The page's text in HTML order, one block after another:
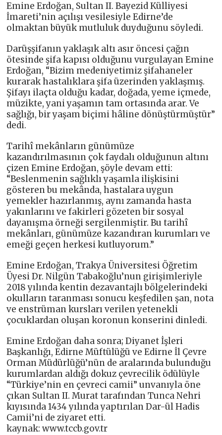
Emine Erdoğan, Sultan II. Bayezid Külliyesi
İmareti’nin açılışı vesilesiyle Edirne’de
olmaktan büyük mutluluk duyduğunu söyledi.
Darüşşifanın yaklaşık altı asır öncesi çağın
ötesinde şifa kapısı olduğunu vurgulayan Emine
Erdoğan, “Bizim medeniyetimiz şifahaneler
kurarak hastalıklara şifa üzerinden yaklaşmış.
Şifayı ilaçta olduğu kadar, doğada, yeme içmede,
müzikte, yani yaşamın tam ortasında arar. Ve
sağlığı, bir yaşam biçimi hâline dönüştürmüştür”
dedi.
Tarihî mekânların günümüze
kazandırılmasının çok faydalı olduğunun altını
çizen Emine Erdoğan, şöyle devam etti:
“Beslenmenin sağlıklı yaşamla ilişkisini
gösteren bu mekânda, hastalara uygun
yemekler hazırlanmış, aynı zamanda hasta
yakınlarını ve fakirleri gözeten bir sosyal
dayanışma örneği sergilenmiştir. Bu tarihî
mekânları, günümüze kazandıran kurumları ve
emeği geçen herkesi kutluyorum.”
Emine Erdoğan, Trakya Üniversitesi Öğretim
Üyesi Dr. Nilgün Tabakoğlu’nun girişimleriyle
2018 yılında kentin dezavantajlı bölgelerindeki
okulların taranması sonucu keşfedilen şan, nota
ve enstrüman kursları verilen yetenekli
çocuklardan oluşan koronun konserini dinledi.
Emine Erdoğan daha sonra; Diyanet İşleri
Başkanlığı, Edirne Müftülüğü ve Edirne İl Çevre
Orman Müdürlüğü’nün de aralarında bulunduğu
kurumlardan aldığı dokuz çevrecilik ödülüyle
“Türkiye’nin en çevreci camii” unvanıyla öne
çıkan Sultan II. Murat tarafından Tunca Nehri
kıyısında 1434 yılında yaptırılan Dar-ül Hadis
Camii’ni de ziyaret etti.
kaynak: www.tccb.gov.tr